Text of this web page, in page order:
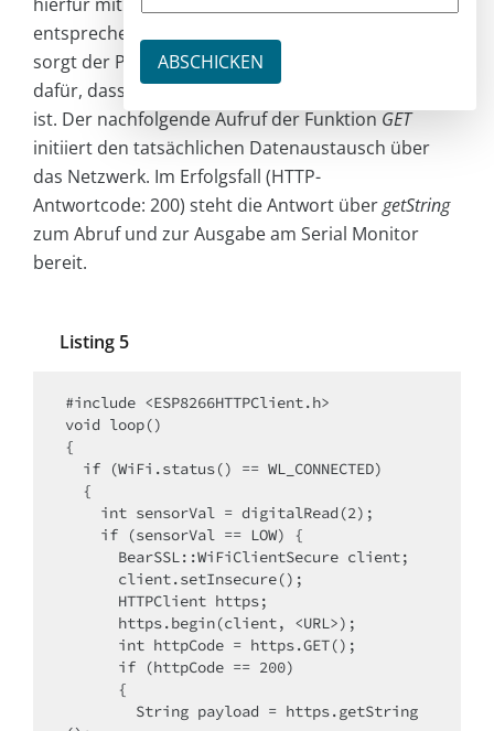
entsprechende URL übergeben und zusätzlich
sorgt der Parameter vom Typ
dafür, dass auch HTTPS-Kommunikation möglich
ist. Der nachfolgende Aufruf der Funktion GET
initiiert den tatsächlichen Datenaustausch über
das Netzwerk. Im Erfolgsfall (HTTP-
Antwortcode: 200) steht die Antwort übergetString
zum Abruf und zur Ausgabe am Serial Monitor
bereit.
Listing 5
#include <ESP8266HTTPClient.h>
void loop()
{